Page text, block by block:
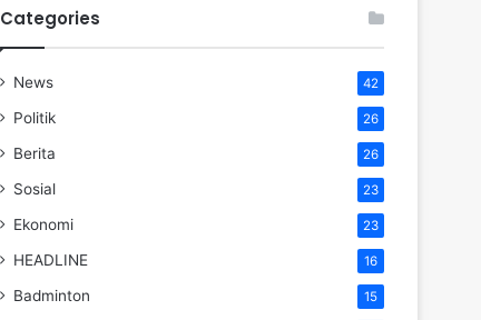
Categories
News 42
Politik 26
Berita 26
Sosial 23
Ekonomi 23
HEADLINE 16
Badminton 15